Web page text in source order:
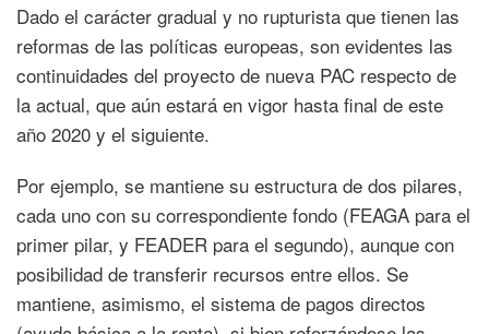
Dado el carácter gradual y no rupturista que tienen las
reformas de las políticas europeas, son evidentes las
continuidades del proyecto de nueva PAC respecto de
la actual, que aún estará en vigor hasta final de este
año 2020 y el siguiente.
Por ejemplo, se mantiene su estructura de dos pilares,
cada uno con su correspondiente fondo (FEAGA para el
primer pilar, y FEADER para el segundo), aunque con
posibilidad de transferir recursos entre ellos. Se
mantiene, asimismo, el sistema de pagos directos